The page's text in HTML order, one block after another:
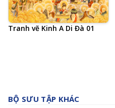
Tranh vẽ Kinh A Di Đà 01
BỘ SƯU TẬP KHÁC